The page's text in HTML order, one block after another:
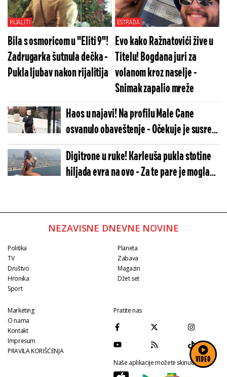
VIDEO
RIJALITI
Bila s osmoricom u "Eliti 9"!
Zadrugarka šutnula dečka -
Pukla ljubav nakon rijalitija
ESTRADA
Evo kako Ražnatovići žive u
Titelu! Bogdana juri za
volanom kroz naselje -
Snimak zapalio mreže
Haos u najavi! Na profilu Male Cane
osvanulo obaveštenje - Očekuje je susret
s porodicom Andrije Bajića
Digitrone u ruke! Karleuša pukla stotine
hiljada evra na ovo - Za te pare je mogla
NEZAVISNE DNEVNE NOVINE
Politika
TV
Društvo
Hronika
Sport
Planeta
Zabava
Magazin
Džet set
Marketing
O nama
Kontakt
Impresum
PRAVILA KORIŠĆENJA
Pratite nas
Naše aplikacije možete skinuti na: